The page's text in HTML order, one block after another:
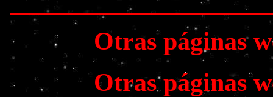
Otras páginas
Otras páginas